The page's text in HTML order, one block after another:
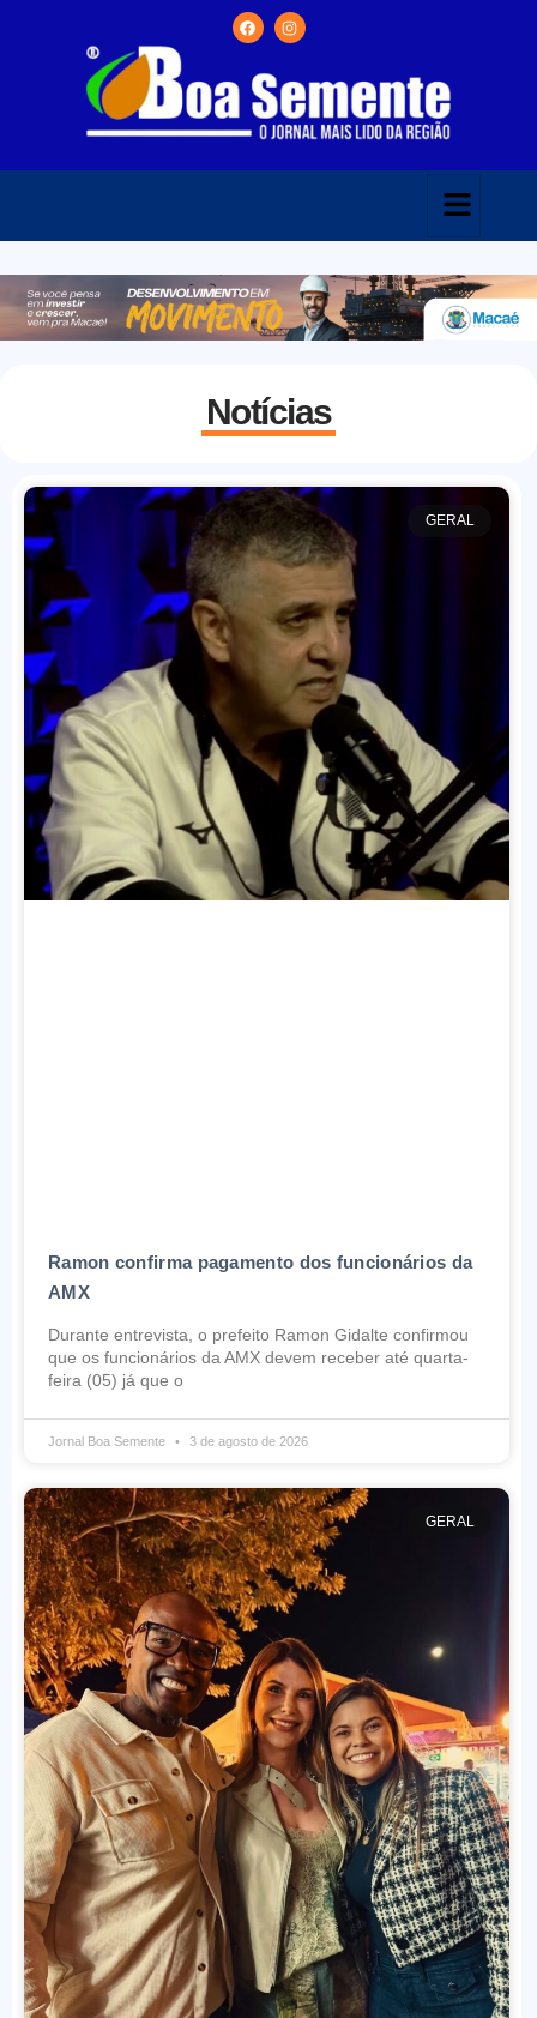
Notícias
GERAL
Ramon confirma pagamento dos funcionários da
AMX
Durante entrevista, o prefeito Ramon Gidalte confirmou
que os funcionários da AMX devem receber até quarta-
feira (05) já que o
Jornal Boa Semente 3 de agosto de 2026
GERAL